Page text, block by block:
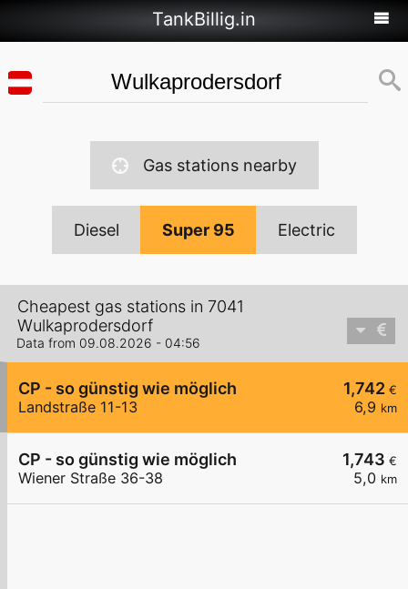
TankBillig.in
Gas stations nearby
Diesel Super 95 Electric
Cheapest gas stations in 7041
Wulkaprodersdorf
Data from 09.08.2026 - 04:56
1,742 €
6,9 km
CP - so günstig wie möglich
Landstraße 11-13
1,743 €
5,0 km
CP - so günstig wie möglich
Wiener Straße 36-38